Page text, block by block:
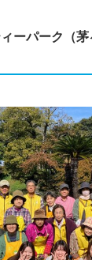
ーパーク（茅